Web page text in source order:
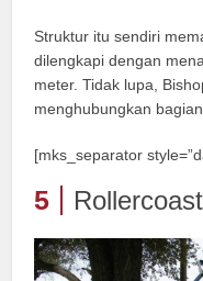
Struktur itu sendiri
dilengkapi dengan
meter. Tidak lupa,
menghubungkan
[mks_separator
5